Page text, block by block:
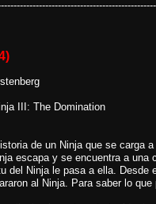
III: The Domination
de un Ninja que se carga
escapa y se encuentra a una
del Ninja le pasa a ella.
al Ninja. Para saber lo